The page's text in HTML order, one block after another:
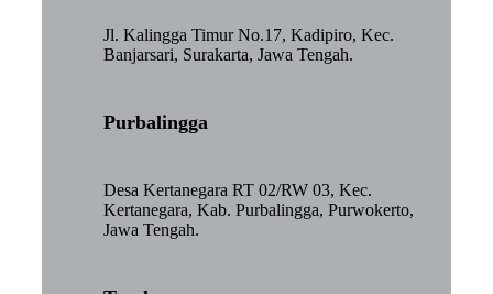
Jl. Kalingga Timur No.17, Kadipiro, Kec.
Banjarsari, Surakarta, Jawa Tengah.
Purbalingga
Desa Kertanegara RT 02/RW 03, Kec.
Kertanegara, Kab. Purbalingga, Purwokerto,
Jawa Tengah.